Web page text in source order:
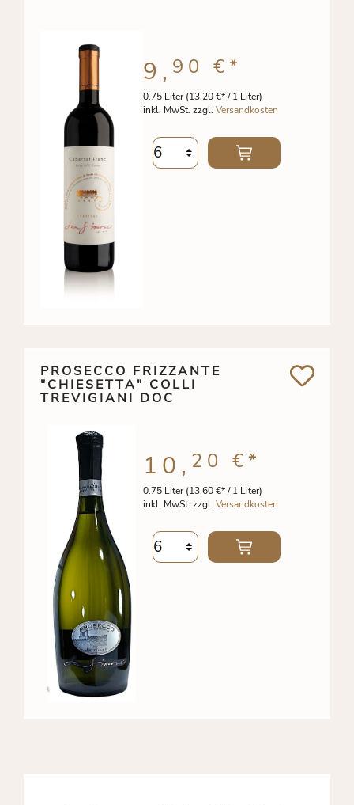
0.75 Liter(13,20 €* / 1 Liter)
inkl. MwSt. zzgl. Versandkosten
9, 90 €*
PROSECCO FRIZZANTE
"CHIESETTA" COLLI
TREVIGIANI DOC
0.75 Liter(13,60 €* / 1 Liter)
inkl. MwSt. zzgl. Versandkosten
10, 20 €*